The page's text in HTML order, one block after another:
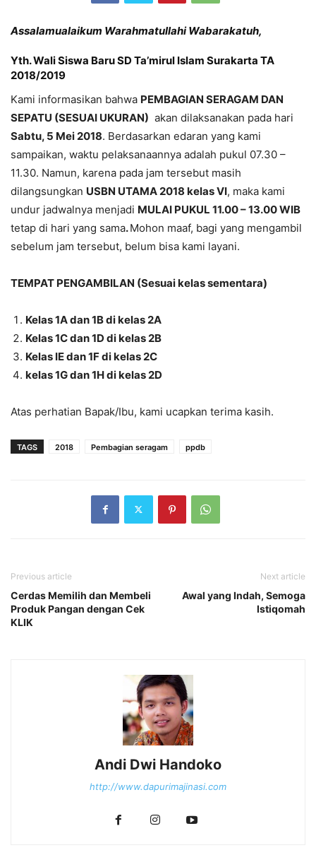
Assalamualaikum Warahmatullahi Wabarakatuh,
Yth. Wali Siswa Baru SD Ta’mirul Islam Surakarta TA
2018/2019
Kami informasikan bahwa PEMBAGIAN SERAGAM DAN
SEPATU (SESUAI UKURAN) akan dilaksanakan pada hari
Sabtu, 5 Mei 2018. Berdasarkan edaran yang kami
sampaikan, waktu pelaksanaannya adalah pukul 07.30 –
11.30. Namun, karena pada jam tersebut masih
dilangsungkan USBN UTAMA 2018 kelas VI, maka kami
undur jadwalnya menjadi MULAI PUKUL 11.00 – 13.00 WIB
tetap di hari yang sama.Mohon maaf, bagi yang mengambil
sebelum jam tersebut, belum bisa kami layani.
TEMPAT PENGAMBILAN (Sesuai kelas sementara)
Kelas 1A dan 1B di kelas 2A
Kelas 1C dan 1D di kelas 2B
Kelas IE dan 1F di kelas 2C
kelas 1G dan 1H di kelas 2D
Atas perhatian Bapak/Ibu, kami ucapkan terima kasih.
TAGS 2018 Pembagian seragam ppdb
Previous article
Cerdas Memilih dan Membeli
Produk Pangan dengan Cek
KLIK
Next article
Awal yang Indah, Semoga
Istiqomah
Andi Dwi Handoko
http://www.dapurimajinasi.com